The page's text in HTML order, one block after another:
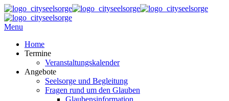
Menu
Home
Termine
Veranstaltungskalender
Angebote
Seelsorge und Begleitung
Fragen rund um den Glauben
Glaubensinformation